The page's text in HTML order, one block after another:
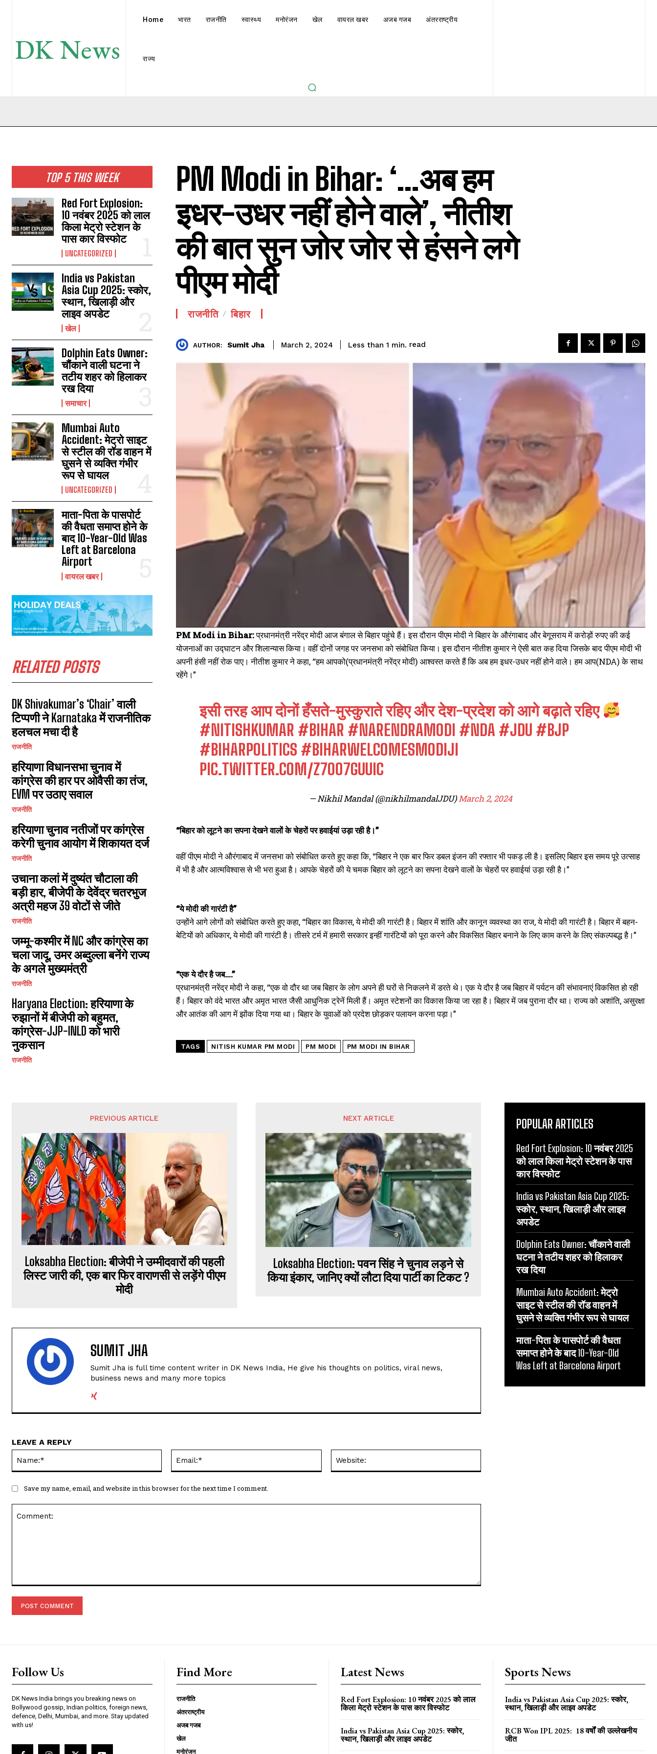
DK News
Home भारत राजनीति स्वास्थ्य मनोरंजन खेल वायरल खबर अजब गजब अंतरराष्ट्रीय
राज्य
TOP 5 THIS WEEK
Red Fort Explosion:
10 नवंबर 2025 को लाल
किला मेट्रो स्टेशन के
पास कार विस्फोट
UNCATEGORIZED
India vs Pakistan
Asia Cup 2025: स्कोर,
स्थान, खिलाड़ी और
लाइव अपडेट
खेल
Dolphin Eats Owner:
चौंकाने वाली घटना ने
तटीय शहर को हिलाकर
रख दिया
समाचार
Mumbai Auto
Accident: मेट्रो साइट
से स्टील की रॉड वाहन में
घुसने से व्यक्ति गंभीर
रूप से घायल
UNCATEGORIZED
माता-पिता के पासपोर्ट
की वैधता समाप्त होने के
बाद 10-Year-Old Was
Left at Barcelona
Airport
वायरल खबर
RELATED POSTS
DK Shivakumar’s ‘Chair’ वाली
टिप्पणी ने Karnataka में राजनीतिक
हलचल मचा दी है
राजनीति
हरियाणा विधानसभा चुनाव में
कांग्रेस की हार पर ओवैसी का तंज,
EVM पर उठाए सवाल
राजनीति
हरियाणा चुनाव नतीजों पर कांग्रेस
करेगी चुनाव आयोग में शिकायत दर्ज
राजनीति
उचाना कलां में दुष्यंत चौटाला की
बड़ी हार, बीजेपी के देवेंद्र चतरभुज
अत्री महज 39 वोटों से जीते
राजनीति
जम्मू-कश्मीर में NC और कांग्रेस का
चला जादू, उमर अब्दुल्ला बनेंगे राज्य
के अगले मुख्यमंत्री
राजनीति
Haryana Election: हरियाणा के
रुझानों में बीजेपी को बहुमत,
कांग्रेस-JJP-INLD को भारी
नुकसान
राजनीति
PM Modi in Bihar: ‘…अब हम
इधर-उधर नहीं होने वाले’, नीतीश
की बात सुन जोर जोर से हंसने लगे
पीएम मोदी
राजनीति बिहार
AUTHOR: Sumit Jha March 2, 2024 Less than 1 min. read
PM Modi in Bihar:प्रधानमंत्री नरेंद्र मोदी आज बंगाल से बिहार पहुंचे हैं। इस दौरान पीएम मोदी ने बिहार के औरंगाबाद और बेगूसराय में करोड़ों रुपए की कई
योजनाओं का उद्घाटन और शिलान्यास किया। वहीं दोनों जगह पर जनसभा को संबोधित किया। इस दौरान नीतीश कुमार ने ऐसी बात कह दिया जिसके बाद पीएम मोदी भी
अपनी हंसी नहीं रोक पाए। नीतीश कुमार ने कहा, “हम आपको(प्रधानमंत्री नरेंद्र मोदी) आश्वस्त करते हैं कि अब हम इधर-उधर नहीं होने वाले। हम आप(NDA) के साथ
रहेंगे।”
इसी तरह आप दोनों हँसते-मुस्कुराते रहिए और देश-प्रदेश को आगे बढ़ाते रहिए
#NITISHKUMAR #BIHAR #NARENDRAMODI #NDA #JDU #BJP
#BIHARPOLITICS #BIHARWELCOMESMODIJI
PIC.TWITTER.COM/Z7OO7GUUIC
— Nikhil Mandal (@nikhilmandalJDU)March 2, 2024
“बिहार को लूटने का सपना देखने वालों के चेहरों पर हवाईयां उड़ा रही है।”
वहीं पीएम मोदी ने औरंगाबाद में जनसभा को संबोधित करते हुए कहा कि, “बिहार ने एक बार फिर डबल इंजन की रफ्तार भी पकड़ ली है। इसलिए बिहार इस समय पूरे उत्साह
में भी है और आत्मविश्वास से भी भरा हुआ है। आपके चेहरों की ये चमक बिहार को लूटने का सपना देखने वालों के चेहरों पर हवाईयां उड़ा रही है।”
“ये मोदी की गारंटी है”
उन्होंने आगे लोगों को संबोधित करते हुए कहा, “बिहार का विकास, ये मोदी की गारंटी है। बिहार में शांति और कानून व्यवस्था का राज, ये मोदी की गारंटी है। बिहार में बहन-
बेटियों को अधिकार, ये मोदी की गारंटी है। तीसरे टर्म में हमारी सरकार इन्हीं गारंटियों को पूरा करने और विकसित बिहार बनाने के लिए काम करने के लिए संकल्पबद्ध है।”
“एक ये दौर है जब….”
प्रधानमंत्री नरेंद्र मोदी ने कहा, “एक वो दौर था जब बिहार के लोग अपने ही घरों से निकलने में डरते थे। एक ये दौर है जब बिहार में पर्यटन की संभावनाएं विकसित हो रही
हैं। बिहार को वंदे भारत और अमृत भारत जैसी आधुनिक ट्रेनें मिली हैं। अमृत स्टेशनों का विकास किया जा रहा है। बिहार में जब पुराना दौर था। राज्य को अशांति, असुरक्षा
और आतंक की आग में झोंक दिया गया था। बिहार के युवाओं को प्रदेश छोड़कर पलायन करना पड़ा।”
TAGS NITISH KUMAR PM MODI PM MODI PM MODI IN BIHAR
PREVIOUS ARTICLE
Loksabha Election: बीजेपी ने उम्मीदवारों की पहली
लिस्ट जारी की, एक बार फिर वाराणसी से लड़ेंगे पीएम
मोदी
NEXT ARTICLE
Loksabha Election: पवन सिंह ने चुनाव लड़ने से
किया इंकार, जानिए क्यों लौटा दिया पार्टी का टिकट ?
SUMIT JHA
Sumit Jha is full time content writer in DK News India, He give his thoughts on politics, viral news,
business news and many more topics
LEAVE A REPLY
Save my name, email, and website in this browser for the next time I comment.
POPULAR ARTICLES
Red Fort Explosion: 10 नवंबर 2025
को लाल किला मेट्रो स्टेशन के पास
कार विस्फोट
India vs Pakistan Asia Cup 2025:
स्कोर, स्थान, खिलाड़ी और लाइव
अपडेट
Dolphin Eats Owner: चौंकाने वाली
घटना ने तटीय शहर को हिलाकर
रख दिया
Mumbai Auto Accident: मेट्रो
साइट से स्टील की रॉड वाहन में
घुसने से व्यक्ति गंभीर रूप से घायल
माता-पिता के पासपोर्ट की वैधता
समाप्त होने के बाद 10-Year-Old
Was Left at Barcelona Airport
Follow Us
DK News India brings you breaking news on
Bollywood gossip, Indian politics, foreign news,
defence, Delhi, Mumbai, and more. Stay updated
with us!
Find More
राजनीति
अंतरराष्ट्रीय
अजब गजब
खेल
मनोरंजन
Latest News
Red Fort Explosion: 10 नवंबर 2025 को लाल
किला मेट्रो स्टेशन के पास कार विस्फोट
India vs Pakistan Asia Cup 2025: स्कोर,
स्थान, खिलाड़ी और लाइव अपडेट
Sports News
India vs Pakistan Asia Cup 2025: स्कोर,
स्थान, खिलाड़ी और लाइव अपडेट
RCB Won IPL 2025: 18 वर्षों की उल्लेखनीय
जीत